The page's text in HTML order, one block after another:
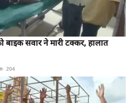
सवार ने मारी टक्कर, हालात
204